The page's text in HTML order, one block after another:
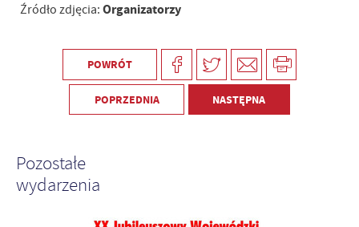
Źródło zdjęcia: Organizatorzy
POWRÓT
POPRZEDNIA NASTĘPNA
Pozostałe
wydarzenia